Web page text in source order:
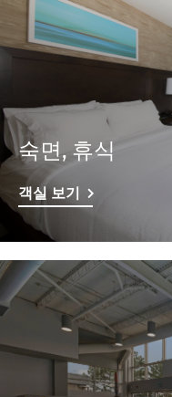
숙면, 휴식
객실 보기